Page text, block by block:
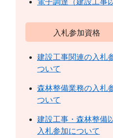
電子調達（建設工事
入札参加資格
建設工事関連の入札
ついて
森林整備業務の入札
ついて
建設工事・森林整備
入札参加について